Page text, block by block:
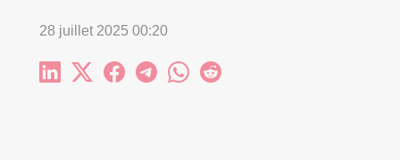
28 juillet 2025 00:20